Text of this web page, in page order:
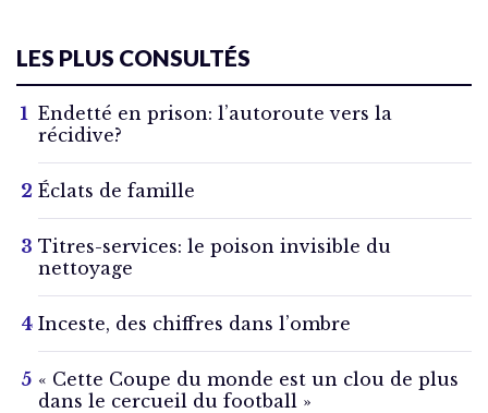
LES PLUS CONSULTÉS
Endetté en prison: l’autoroute vers la
récidive?
Éclats de famille
Titres-services: le poison invisible du
nettoyage
Inceste, des chiffres dans l’ombre
« Cette Coupe du monde est un clou de plus
dans le cercueil du football »